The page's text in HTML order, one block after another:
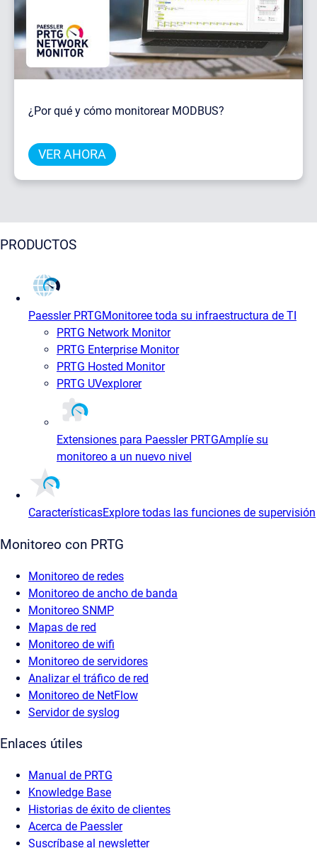
¿Por qué y cómo monitorear MODBUS?
VER AHORA
PRODUCTOS
Paessler PRTGMonitoree toda su infraestructura de TI
PRTG Network Monitor
PRTG Enterprise Monitor
PRTG Hosted Monitor
PRTG UVexplorer
Extensiones para Paessler PRTGAmplíe su
monitoreo a un nuevo nivel
CaracterísticasExplore todas las funciones de supervisión
Monitoreo con PRTG
Monitoreo de redes
Monitoreo de ancho de banda
Monitoreo SNMP
Mapas de red
Monitoreo de wifi
Monitoreo de servidores
Analizar el tráfico de red
Monitoreo de NetFlow
Servidor de syslog
Enlaces útiles
Manual de PRTG
Knowledge Base
Historias de éxito de clientes
Acerca de Paessler
Suscríbase al newsletter